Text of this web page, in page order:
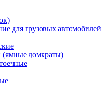
для грузовых автомобилей
(ямные домкраты)